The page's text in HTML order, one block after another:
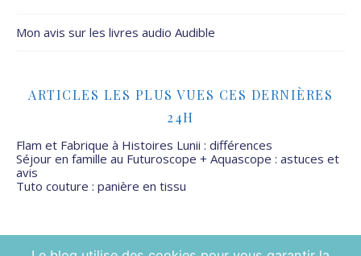
Mon avis sur les livres audio Audible
ARTICLES LES PLUS VUES CES DERNIÈRES
24H
Flam et Fabrique à Histoires Lunii : différences
Séjour en famille au Futuroscope + Aquascope : astuces et
avis
Tuto couture : panière en tissu